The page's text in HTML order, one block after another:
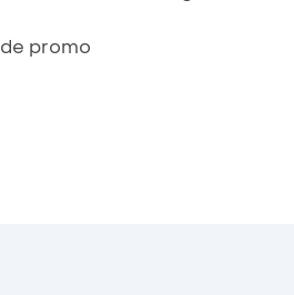
promo